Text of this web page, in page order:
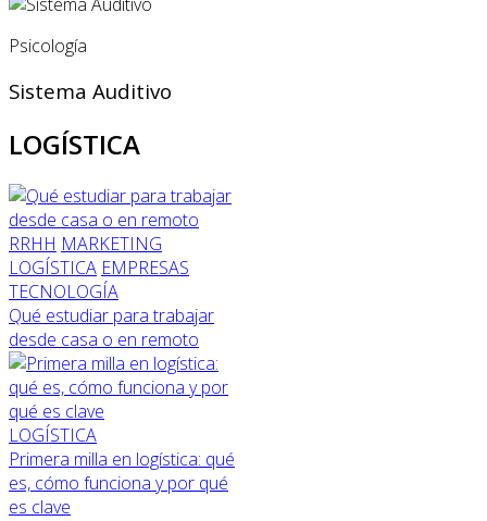
Psicología
Sistema Auditivo
LOGÍSTICA
RRHH MARKETING
LOGÍSTICA EMPRESAS
TECNOLOGÍA
Qué estudiar para trabajar
desde casa o en remoto
LOGÍSTICA
Primera milla en logística: qué
es, cómo funciona y por qué
es clave